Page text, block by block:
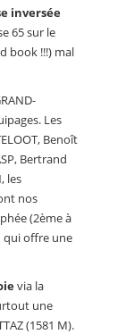
inversée
65 sur le
book !!!) mal
Les
Benoît
Bertrand
les
nos
(2ème à
qui offre une
via la
une
(1581 M).